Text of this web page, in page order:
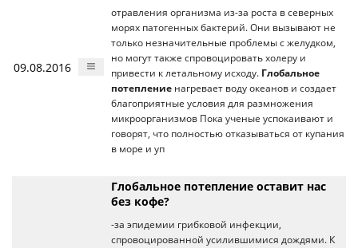
09.08.2016
отравления организма из-за роста в северных
морях патогенных бактерий. Они вызывают не
только незначительные проблемы с желудком,
но могут также спровоцировать холеру и
привести к летальному исходу. Глобальное
потепление нагревает воду океанов и создает
благоприятные условия для размножения
микроорганизмов Пока ученые успокаивают и
говорят, что полностью отказываться от купания
в море и уп
Глобальное потепление оставит нас
без кофе?
-за эпидемии грибковой инфекции,
спровоцированной усилившимися дождями. К